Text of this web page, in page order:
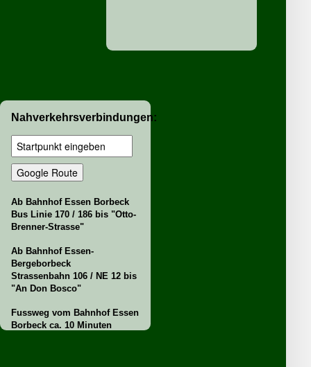
Nahverkehrsverbindungen:
Ab Bahnhof Essen Borbeck
Bus Linie 170 / 186 bis "Otto-
Brenner-Strasse"
Ab Bahnhof Essen-
Bergeborbeck
Strassenbahn 106 / NE 12 bis
"An Don Bosco"
Fussweg vom Bahnhof Essen
Borbeck ca. 10 Minuten